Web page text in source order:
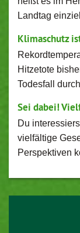
Landtag
Klimaschutz
Hitzetote
Todesfall
Sei dabei!
Du
vielfältige
Perspektiven